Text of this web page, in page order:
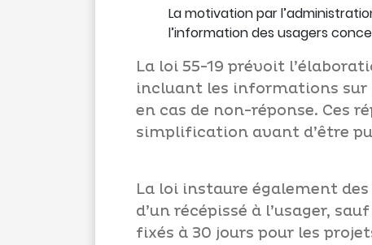
La motivation par
l’information des usagers
La loi 55-19 prévoit
incluant les informations sur
en cas de non-réponse. Ces
simplification avant d’être
La loi instaure également
d’un récépissé à l’usager,
fixés à 30 jours pour les